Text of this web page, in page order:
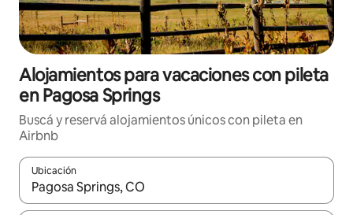
Alojamientos para vacaciones con pileta
en Pagosa Springs
Buscá y reservá alojamientos únicos con pileta en
Airbnb
Ubicación
Cuando los resultados estén disponibles, navegá con las